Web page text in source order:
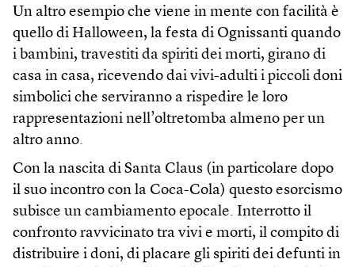
Un altro esempio che viene in mente con facilità è
quello di Halloween, la festa di Ognissanti quando
i bambini, travestiti da spiriti dei morti, girano di
casa in casa, ricevendo dai vivi-adulti i piccoli doni
simbolici che serviranno a rispedire le loro
rappresentazioni nell’oltretomba almeno per un
altro anno.
Con la nascita di Santa Claus (in particolare dopo
il suo incontro con la Coca-Cola) questo esorcismo
subisce un cambiamento epocale. Interrotto il
confronto ravvicinato tra vivi e morti, il compito di
distribuire i doni, di placare gli spiriti dei defunti in